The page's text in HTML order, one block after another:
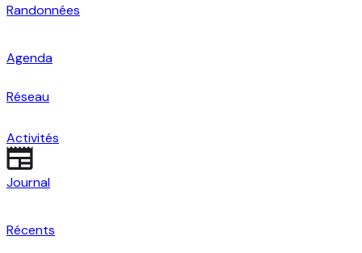
Randonnées
Agenda
Réseau
Activités
Journal
Récents